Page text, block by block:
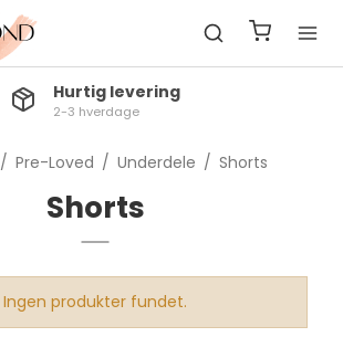
Hurtig levering
2-3 hverdage
/ Pre-Loved / Underdele / Shorts
Shorts
Ingen produkter fundet.